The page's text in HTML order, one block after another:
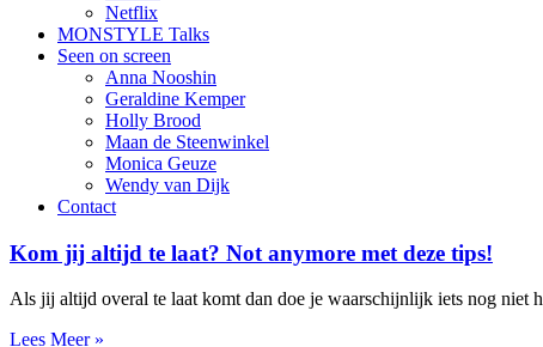
Netflix
MONSTYLE Talks
Seen on screen
Anna Nooshin
Geraldine Kemper
Holly Brood
Maan de Steenwinkel
Monica Geuze
Wendy van Dijk
Contact
Kom jij altijd te laat? Not anymore met deze tips!
Als jij altijd overal te laat komt dan doe je waarschijnlijk iets nog niet
Lees Meer »